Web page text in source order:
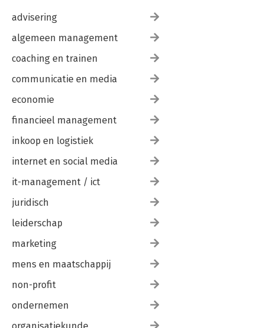
advisering
algemeen management
coaching en trainen
communicatie en media
economie
financieel management
inkoop en logistiek
internet en social media
it-management / ict
juridisch
leiderschap
marketing
mens en maatschappij
non-profit
ondernemen